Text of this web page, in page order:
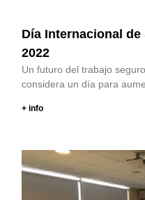
Día Internacional
2022
Un futuro del trabajo
considera un día para
+ info